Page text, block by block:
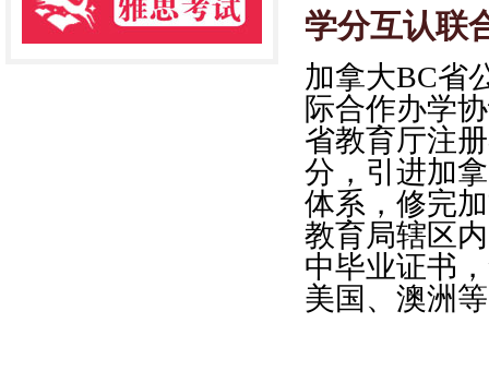
学分互认联
加拿大BC省
际合作办学
省教育厅注
分，引进加
体系，修完
教育局辖区
中毕业证书
美国、澳洲